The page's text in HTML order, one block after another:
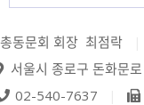
동문회 회장 최점락
서울시 종로구 돈화문
02-540-7637